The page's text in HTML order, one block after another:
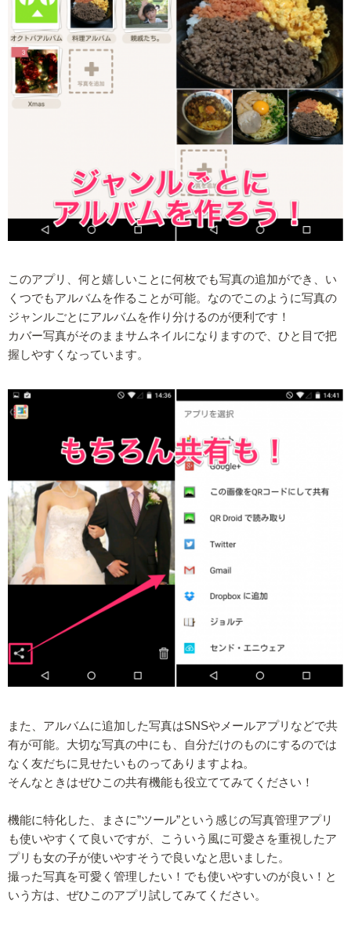
このアプリ、何と嬉しいことに何枚でも写真の追加ができ、い
くつでもアルバムを作ることが可能。なのでこのように写真の
ジャンルごとにアルバムを作り分けるのが便利です！
カバー写真がそのままサムネイルになりますので、ひと目で把
握しやすくなっています。
また、アルバムに追加した写真はSNSやメールアプリなどで共
有が可能。大切な写真の中にも、自分だけのものにするのでは
なく友だちに見せたいものってありますよね。
そんなときはぜひこの共有機能も役立ててみてください！
機能に特化した、まさに”ツール”という感じの写真管理アプリ
も使いやすくて良いですが、こういう風に可愛さを重視したア
プリも女の子が使いやすそうで良いなと思いました。
撮った写真を可愛く管理したい！でも使いやすいのが良い！と
いう方は、ぜひこのアプリ試してみてください。